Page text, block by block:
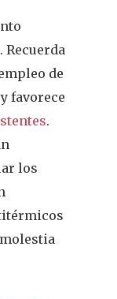
Recuerda
de
favorece
.
los